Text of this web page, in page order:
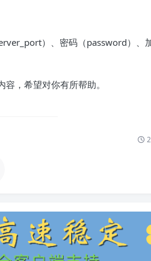
）、密码（password）、
，希望对你有所帮助。